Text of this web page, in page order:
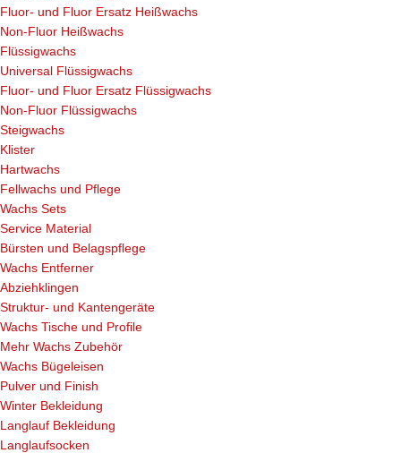
Fluor- und Fluor Ersatz Heißwachs
Non-Fluor Heißwachs
Flüssigwachs
Universal Flüssigwachs
Fluor- und Fluor Ersatz Flüssigwachs
Non-Fluor Flüssigwachs
Steigwachs
Klister
Hartwachs
Fellwachs und Pflege
Wachs Sets
Service Material
Bürsten und Belagspflege
Wachs Entferner
Abziehklingen
Struktur- und Kantengeräte
Wachs Tische und Profile
Mehr Wachs Zubehör
Wachs Bügeleisen
Pulver und Finish
Winter Bekleidung
Langlauf Bekleidung
Langlaufsocken